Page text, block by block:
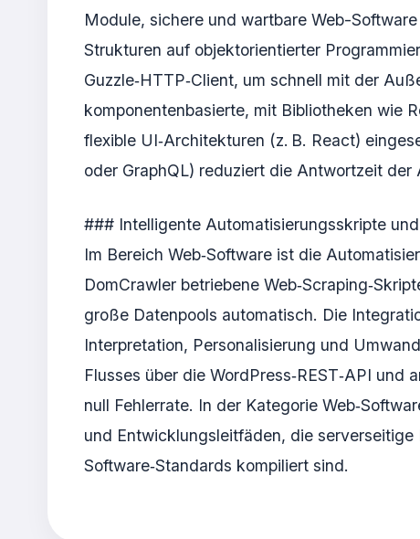
Module, sichere und wartbare Web-
Strukturen auf objektorientierter
Guzzle‑HTTP‑Client, um schnell mit der
komponentenbasierte, mit Bibliotheken wie
flexible UI‑Architekturen (z. B. React)
oder GraphQL) reduziert die Antwortzeit
### Intelligente Automatisierungsskripte
Im Bereich Web‑Software ist die
DomCrawler betriebene
große Datenpools automatisch. Die
Interpretation, Personalisierung und
Flusses über die WordPress‑REST‑API
null Fehlerrate. In der Kategorie
und Entwicklungsleitfäden, die serverseitige
Software‑Standards kompiliert sind.